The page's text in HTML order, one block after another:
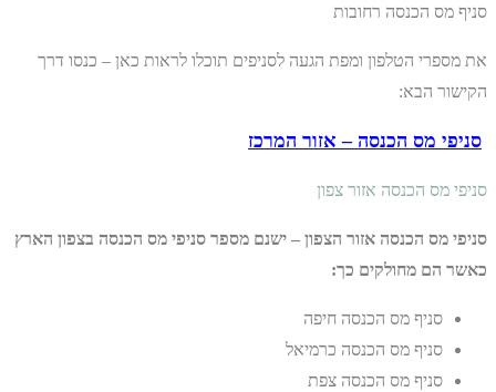
סניף מס הכנסה רחובות
את מספרי הטלפון ומפת הגעה לסניפים תוכלו לראות כאן – כנסו דרך
הקישור הבא:
סניפי מס הכנסה – אזור המרכז
סניפי מס הכנסה אזור צפון
סניפי מס הכנסה אזור הצפון – ישנם מספר סניפי מס הכנסה בצפון הארץ
כאשר הם מחולקים כך:
סניף מס הכנסה חיפה
סניף מס הכנסה כרמיאל
סניף מס הכנסה צפת